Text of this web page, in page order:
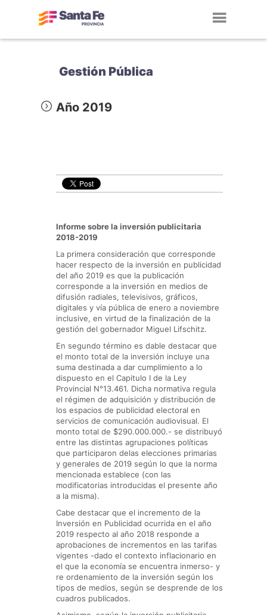
Gestión Pública
Año 2019
Informe sobre la inversión publicitaria
2018-2019
La primera consideración que corresponde
hacer respecto de la inversión en publicidad
del año 2019 es que la publicación
corresponde a la inversión en medios de
difusión radiales, televisivos, gráficos,
digitales y vía pública de enero a noviembre
inclusive, en virtud de la finalización de la
gestión del gobernador Miguel Lifschitz.
En segundo término es dable destacar que
el monto total de la inversión incluye una
suma destinada a dar cumplimiento a lo
dispuesto en el Capitulo I de la Ley
Provincial N°13.461. Dicha normativa regula
el régimen de adquisición y distribución de
los espacios de publicidad electoral en
servicios de comunicación audiovisual. El
monto total de $290.000.000.- se distribuyó
entre las distintas agrupaciones políticas
que participaron delas elecciones primarias
y generales de 2019 según lo que la norma
mencionada establece (con las
modificatorias introducidas el presente año
a la misma).
Cabe destacar que el incremento de la
Inversión en Publicidad ocurrida en el año
2019 respecto al año 2018 responde a
aprobaciones de incrementos en las tarifas
vigentes -dado el contexto inflacionario en
el que la economía se encuentra inmerso- y
re ordenamiento de la inversión según los
tipos de medios, según se desprende de los
cuadros publicados.